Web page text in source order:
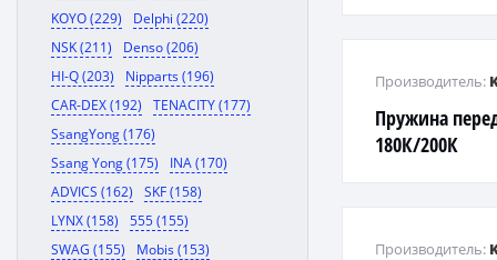
KOYO (229)
Delphi (220)
NSK (211)
Denso (206)
HI-Q (203)
Nipparts (196)
CAR-DEX (192)
TENACITY (177)
SsangYong (176)
Ssang Yong (175)
INA (170)
ADVICS (162)
SKF (158)
LYNX (158)
555 (155)
SWAG (155)
Mobis (153)
Пружина
180К/200К
Производитель:
Производитель: